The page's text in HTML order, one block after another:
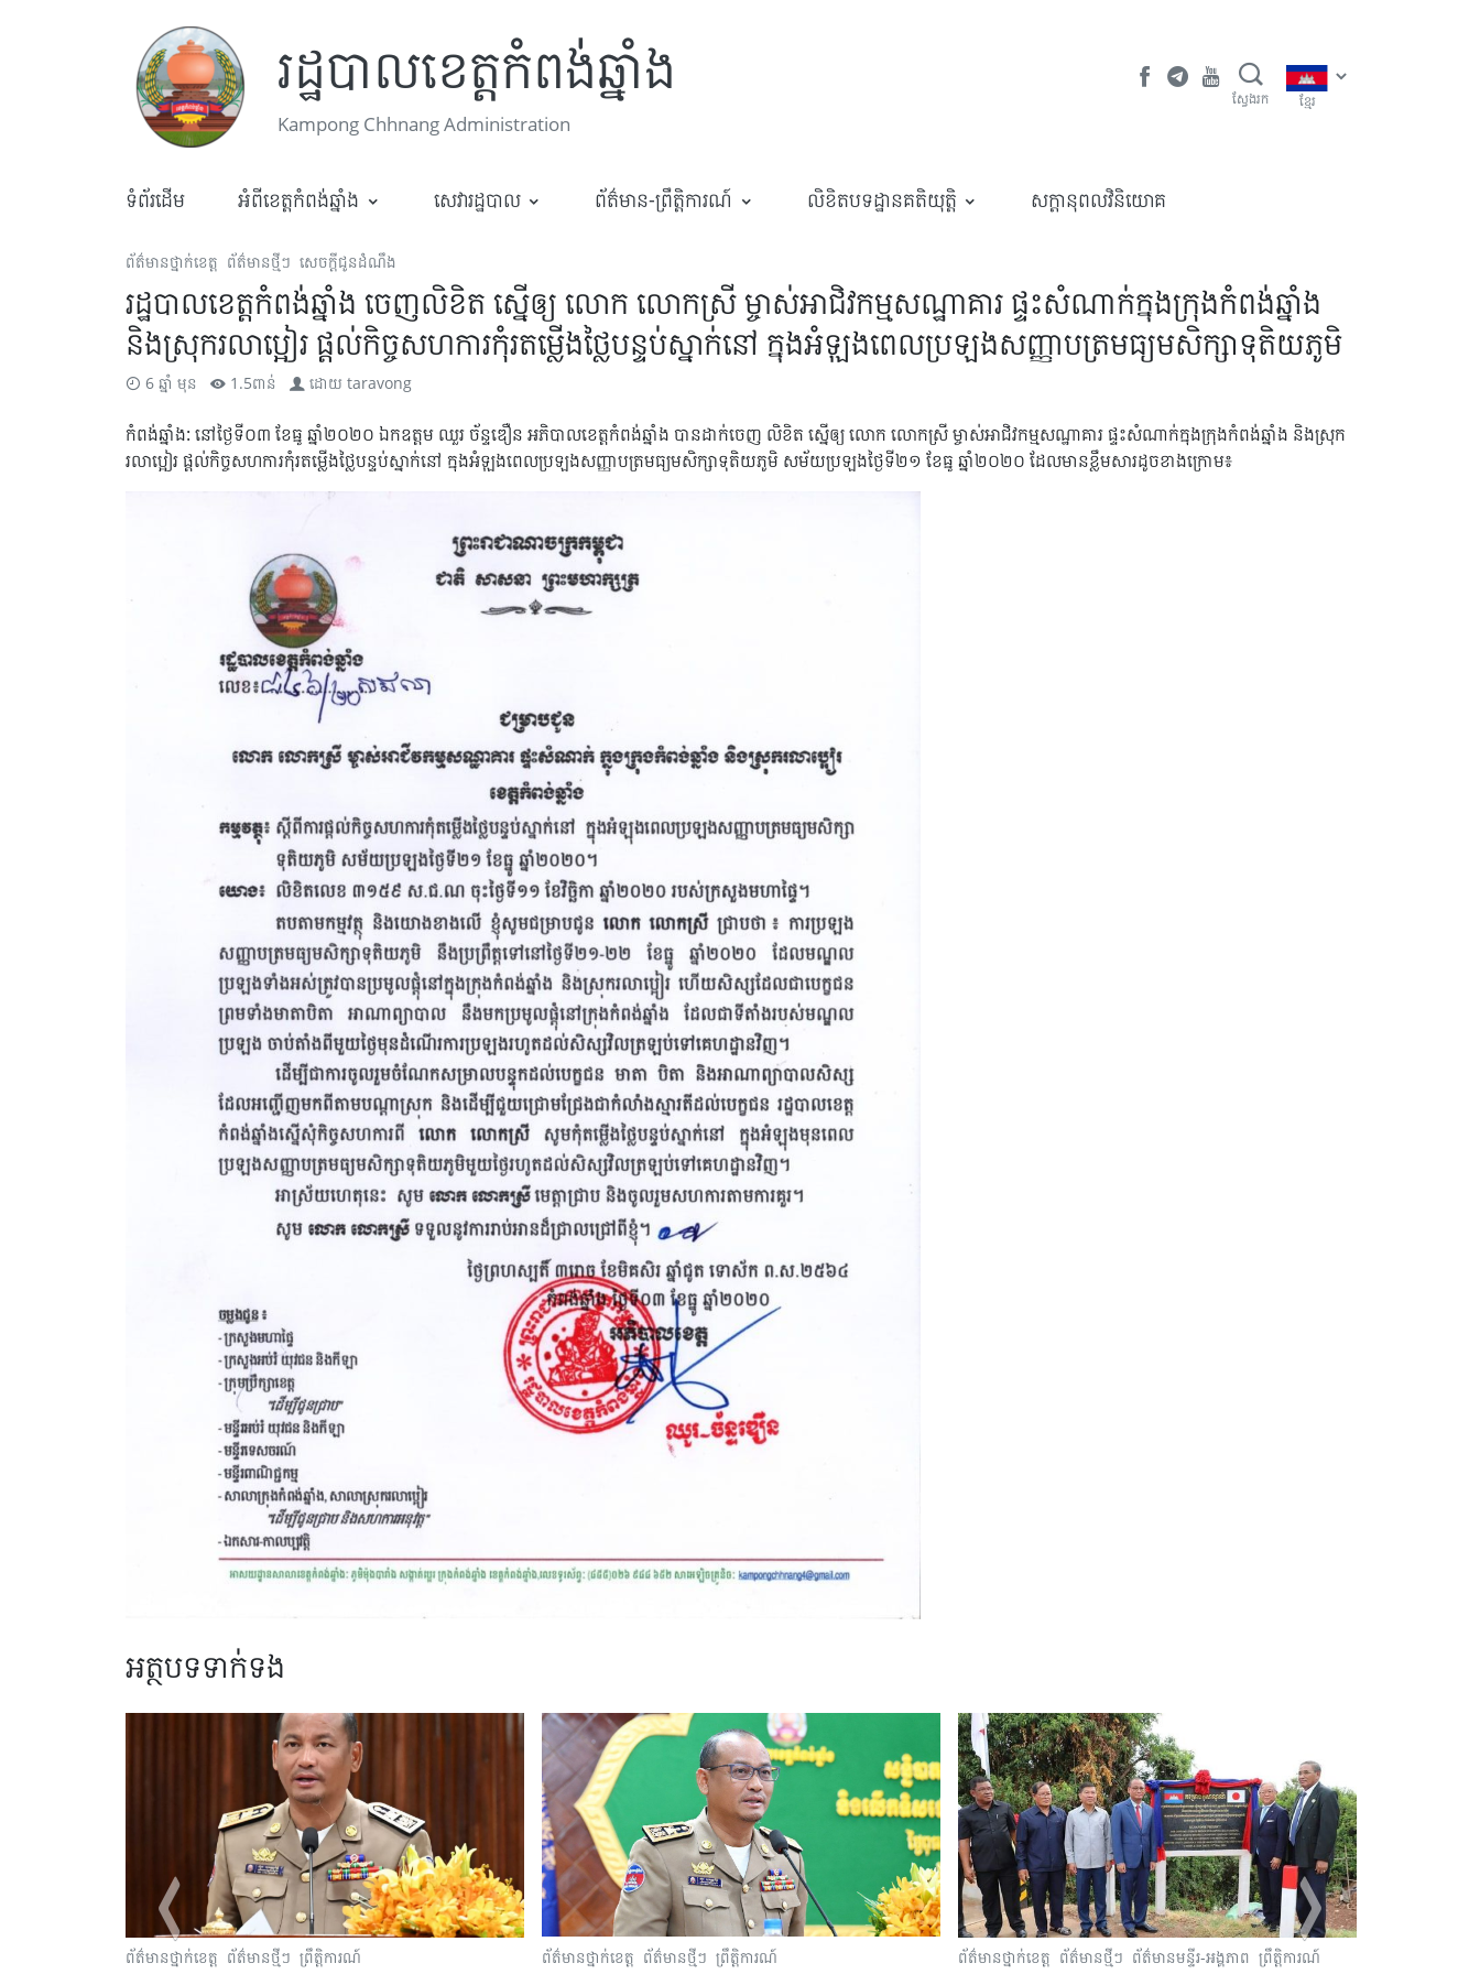
រដ្ឋបាលខេត្តកំពង់ឆ្នាំង
Kampong Chhnang Administration
ស្វែងរក ខ្មែរ
ទំព័រដើម អំពីខេត្តកំពង់ឆ្នាំង សេវារដ្ឋបាល ព័ត៌មាន-ព្រឹត្តិការណ៍ លិខិតបទដ្ឋានគតិយុត្តិ ​សក្តានុពលវិនិយោគ
ព័ត៌មានថ្នាក់ខេត្ត ព័ត៌មានថ្មីៗ សេចក្តីជូនដំណឹង
រដ្ឋបាលខេត្តកំពង់ឆ្នាំង ចេញលិខិត ស្នើឲ្យ លោក លោកស្រី ម្ចាស់អាជិវកម្មសណ្ឋាគារ ផ្ទះសំណាក់ក្នុងក្រុងកំពង់ឆ្នាំង
និងស្រុករលាប្អៀរ ផ្ដល់កិច្ចសហការកុំរតម្លើងថ្លៃបន្ទប់ស្នាក់នៅ ក្នុងអំឡុងពេលប្រឡងសញ្ញាបត្រមធ្យមសិក្សាទុតិយភូមិ
6 ឆ្នាំ មុន 1.5ពាន់ ដោយ taravong
កំពង់ឆ្នាំង: នៅថ្ងៃទី០៣ ខែធ្នូ ឆ្នាំ២០២០ ឯកឧត្តម ឈួរ ច័ន្ទឌឿន អភិបាលខេត្តកំពង់ឆ្នាំង បានដាក់ចេញ លិខិត ស្នើឲ្យ លោក លោកស្រី ម្ចាស់អាជិវកម្មសណ្ឋាគារ ផ្ទះសំណាក់ក្នុងក្រុងកំពង់ឆ្នាំង និងស្រុក
រលាប្អៀរ ផ្ដល់កិច្ចសហការកុំរតម្លើងថ្លៃបន្ទប់ស្នាក់នៅ ក្នុងអំឡុងពេលប្រឡងសញ្ញាបត្រមធ្យមសិក្សាទុតិយភូមិ សម័យប្រឡងថ្ងៃទី២១ ខែធ្នូ ឆ្នាំ២០២០ ដែលមានខ្លឹមសារដូចខាងក្រោម៖
អត្ថបទទាក់ទង
ព័ត៌មានថ្នាក់ខេត្ត ព័ត៌មានថ្មីៗ ព្រឹត្តិការណ៍ ព័ត៌មានថ្នាក់ខេត្ត ព័ត៌មានថ្មីៗ ព្រឹត្តិការណ៍ ព័ត៌មានថ្នាក់ខេត្ត ព័ត៌មានថ្មីៗ ព័ត៌មានមន្ទីរ-អង្គភាព ព្រឹត្តិការណ៍